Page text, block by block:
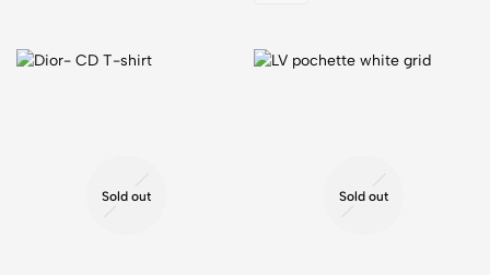
Sold out Sold out